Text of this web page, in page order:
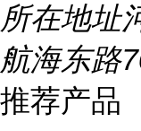
所在地址
航海东路
推荐产品